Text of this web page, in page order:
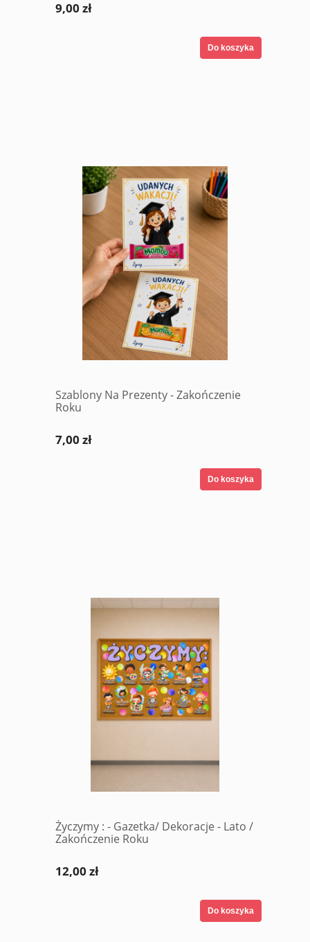
9,00 zł
Do koszyka
Szablony Na Prezenty - Zakończenie
Roku
7,00 zł
Do koszyka
Życzymy : - Gazetka/ Dekoracje - Lato /
Zakończenie Roku
12,00 zł
Do koszyka